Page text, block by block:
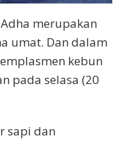
merupakan
umat. Dan dalam
kebun
pada selasa (20
sapi dan